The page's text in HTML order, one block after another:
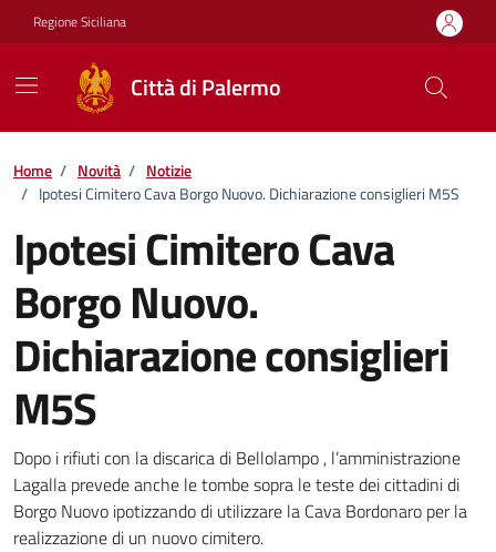
Vai ai contenuti
Vai al footer
Regione Siciliana
Città di Palermo
Home / Novità / Notizie
/ Ipotesi Cimitero Cava Borgo Nuovo. Dichiarazione consiglieri M5S
Ipotesi Cimitero Cava
Borgo Nuovo.
Dichiarazione consiglieri
M5S
Dettagli della notizia
Dopo i rifiuti con la discarica di Bellolampo , l’amministrazione
Lagalla prevede anche le tombe sopra le teste dei cittadini di
Borgo Nuovo ipotizzando di utilizzare la Cava Bordonaro per la
realizzazione di un nuovo cimitero.